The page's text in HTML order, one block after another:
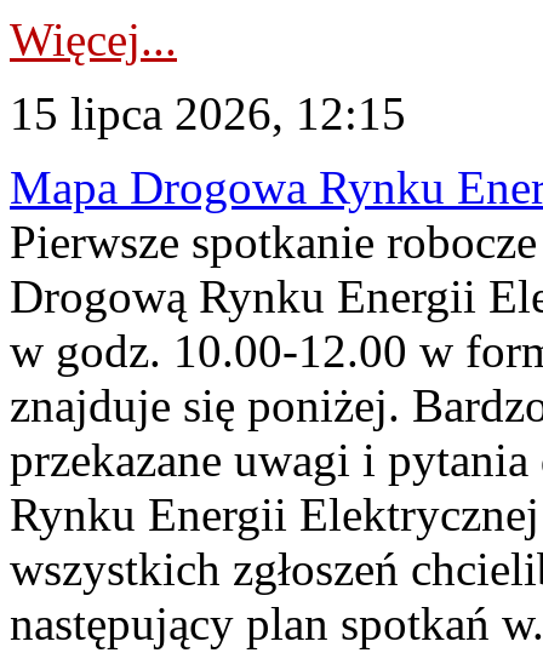
Więcej...
15 lipca 2026, 12:15
Mapa Drogowa Rynku
Pierwsze spotkanie
Drogową Rynku Energii
w godz. 10.00-12.00 w
znajduje się poniżej.
przekazane uwagi i
Rynku Energii
wszystkich zgłoszeń
następujący plan spotkań